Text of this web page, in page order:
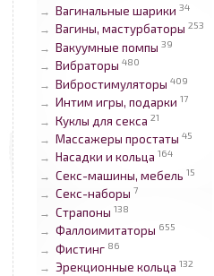
→ Вагинальные шарики 34
→ Вагины, мастурбаторы 253
→ Вакуумные помпы 39
→ Вибраторы 480
→ Вибростимуляторы 409
→ Интим игры, подарки 17
→ Куклы для секса 21
→ Массажеры простаты 45
→ Насадки и кольца 164
→ Секс-машины, мебель 15
→ Секс-наборы 7
→ Страпоны 138
→ Фаллоимитаторы 655
→ Фистинг 86
→ Эрекционные кольца 132